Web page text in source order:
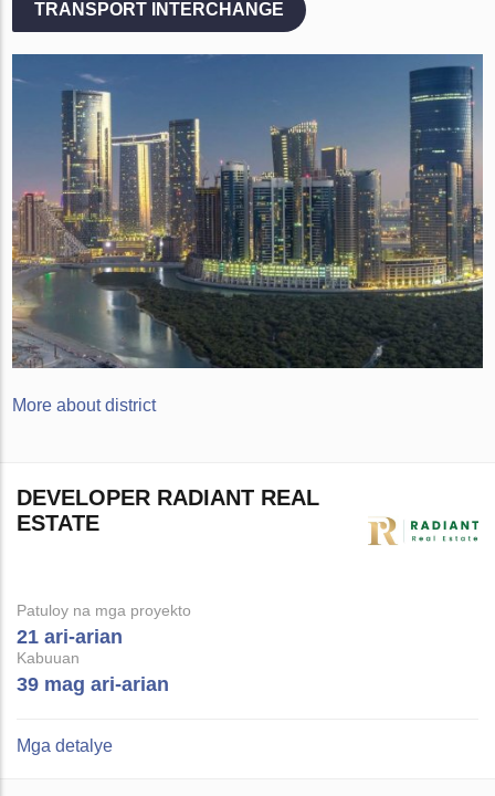
TRANSPORT INTERCHANGE
More about district
DEVELOPER RADIANT REAL
ESTATE
Patuloy na mga proyekto
21 ari-arian
Kabuuan
39 mag ari-arian
Mga detalye